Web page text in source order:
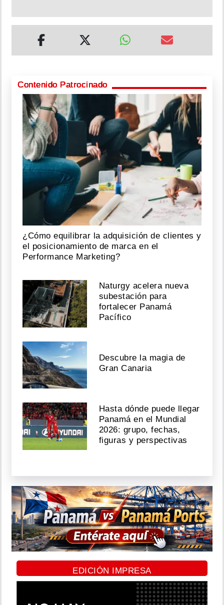
Contenido Patrocinado
¿Cómo equilibrar la adquisición de clientes y
el posicionamiento de marca en el
Performance Marketing?
Naturgy acelera nueva
subestación para
fortalecer Panamá
Pacífico
Descubre la magia de
Gran Canaria
Hasta dónde puede llegar
Panamá en el Mundial
2026: grupo, fechas,
figuras y perspectivas
EDICIÓN IMPRESA